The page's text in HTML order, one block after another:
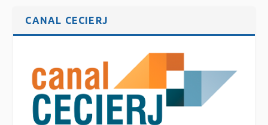
CANAL CECIERJ